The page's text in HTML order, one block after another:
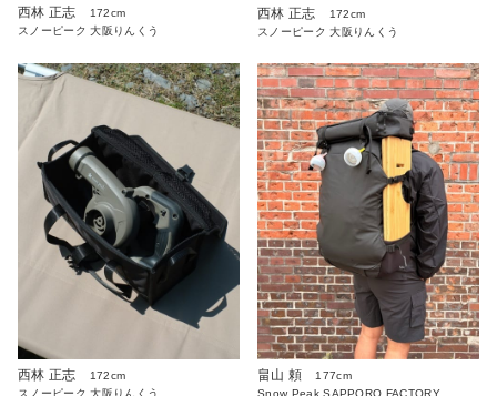
西林 正志
172cm
スノーピーク 大阪りんくう
西林 正志
172cm
スノーピーク 大阪りんくう
西林 正志
172cm
スノーピーク 大阪りんくう
畠山 頼
177cm
Snow Peak SAPPORO FACTORY